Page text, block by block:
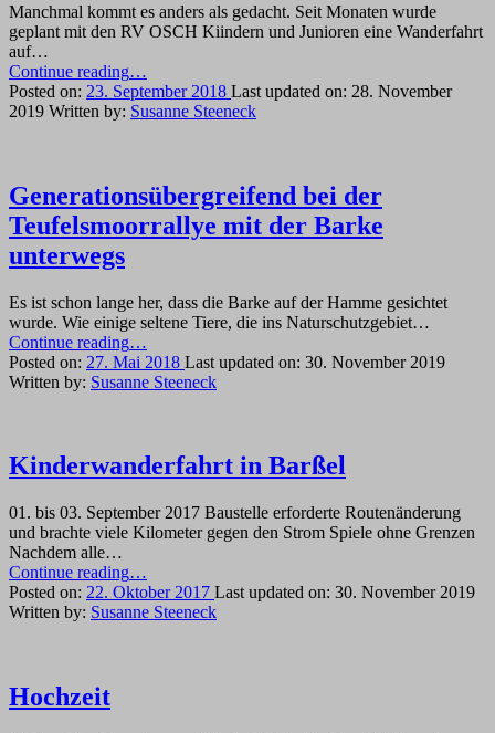
Manchmal kommt es anders als gedacht. Seit Monaten wurde
geplant mit den RV OSCH Kiindern und Junioren eine Wanderfahrt
auf…
Continue reading“Lübeck
begeisterte
mit
…
Posted on: 23. September 2018 Last updated on: 28. November
2019 Written by: Susanne Steeneck
Generationsübergreifend bei der
Teufelsmoorrallye mit der Barke
unterwegs
Es ist schon lange her, dass die Barke auf der Hamme gesichtet
wurde. Wie einige seltene Tiere, die ins Naturschutzgebiet…
Continue reading“Generationsübergreifend
bei
der
Barke
unterwegs”
…
Posted on: 27. Mai 2018 Last updated on: 30. November 2019
Written by: Susanne Steeneck
Kinderwanderfahrt in Barßel
01. bis 03. September 2017 Baustelle erforderte Routenänderung
und brachte viele Kilometer gegen den Strom Spiele ohne Grenzen
Nachdem alle…
Continue reading“Kinderwanderfahrt
in
Barßel”
…
Posted on: 22. Oktober 2017 Last updated on: 30. November 2019
Written by: Susanne Steeneck
Hochzeit